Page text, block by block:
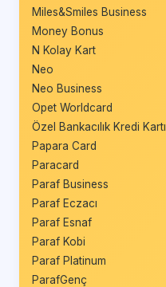
Miles&Smiles Business
Money Bonus
N Kolay Kart
Neo
Neo Business
Opet Worldcard
Özel Bankacılık Kredi Kartı
Papara Card
Paracard
Paraf Business
Paraf Eczacı
Paraf Esnaf
Paraf Kobi
Paraf Platinum
ParafGenç